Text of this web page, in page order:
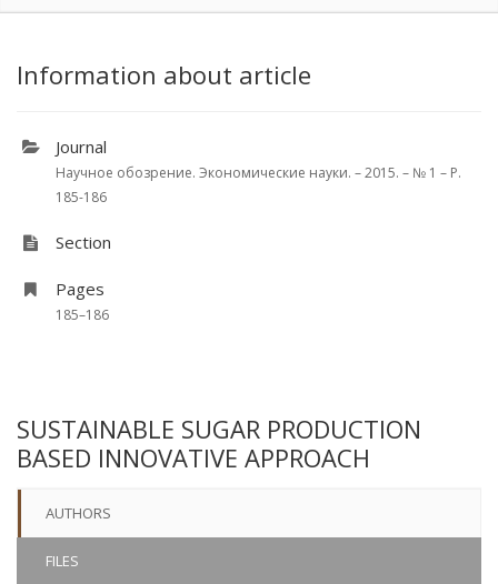
Information about article
Journal
Научное обозрение. Экономические науки. – 2015. – № 1 – P.
185-186
Section
Pages
185–186
SUSTAINABLE SUGAR PRODUCTION
BASED INNOVATIVE APPROACH
AUTHORS
FILES